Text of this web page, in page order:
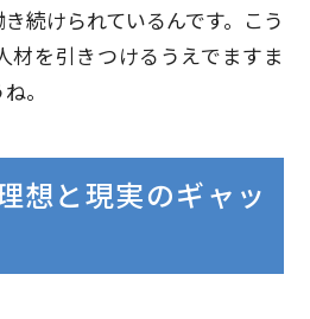
続けられているんです。こう
材を引きつけるうえでますま
。
想と現実のギャッ